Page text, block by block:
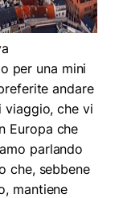
per una mini
andare
viaggio, che vi
Europa che
parlando
che, sebbene
mantiene